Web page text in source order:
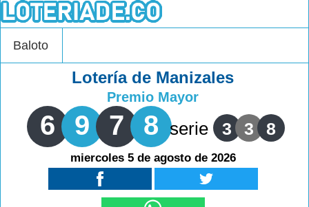
Baloto
Lotería de Manizales
Premio Mayor
6 9 7 8 serie 3 3 8
miercoles 5 de agosto de 2026